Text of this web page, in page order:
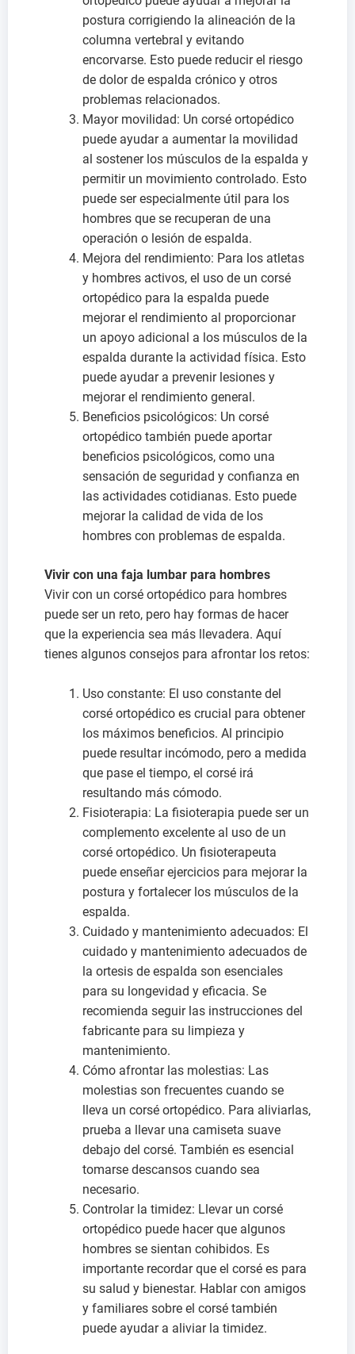
postura corrigiendo la alineación de la
columna vertebral y evitando
encorvarse. Esto puede reducir el riesgo
de dolor de espalda crónico y otros
problemas relacionados.
Mayor movilidad: Un corsé ortopédico
puede ayudar a aumentar la movilidad
al sostener los músculos de la espalda y
permitir un movimiento controlado. Esto
puede ser especialmente útil para los
hombres que se recuperan de una
operación o lesión de espalda.
Mejora del rendimiento: Para los atletas
y hombres activos, el uso de un corsé
ortopédico para la espalda puede
mejorar el rendimiento al proporcionar
un apoyo adicional a los músculos de la
espalda durante la actividad física. Esto
puede ayudar a prevenir lesiones y
mejorar el rendimiento general.
Beneficios psicológicos: Un corsé
ortopédico también puede aportar
beneficios psicológicos, como una
sensación de seguridad y confianza en
las actividades cotidianas. Esto puede
mejorar la calidad de vida de los
hombres con problemas de espalda.
Vivir con una faja lumbar para hombres
Vivir con un corsé ortopédico para hombres
puede ser un reto, pero hay formas de hacer
que la experiencia sea más llevadera. Aquí
tienes algunos consejos para afrontar los retos:
Uso constante: El uso constante del
corsé ortopédico es crucial para obtener
los máximos beneficios. Al principio
puede resultar incómodo, pero a medida
que pase el tiempo, el corsé irá
resultando más cómodo.
Fisioterapia: La fisioterapia puede ser un
complemento excelente al uso de un
corsé ortopédico. Un fisioterapeuta
puede enseñar ejercicios para mejorar la
postura y fortalecer los músculos de la
espalda.
Cuidado y mantenimiento adecuados: El
cuidado y mantenimiento adecuados de
la ortesis de espalda son esenciales
para su longevidad y eficacia. Se
recomienda seguir las instrucciones del
fabricante para su limpieza y
mantenimiento.
Cómo afrontar las molestias: Las
molestias son frecuentes cuando se
lleva un corsé ortopédico. Para aliviarlas,
prueba a llevar una camiseta suave
debajo del corsé. También es esencial
tomarse descansos cuando sea
necesario.
Controlar la timidez: Llevar un corsé
ortopédico puede hacer que algunos
hombres se sientan cohibidos. Es
importante recordar que el corsé es para
su salud y bienestar. Hablar con amigos
y familiares sobre el corsé también
puede ayudar a aliviar la timidez.